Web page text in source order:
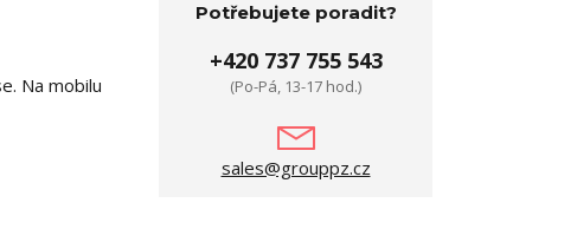
Na mobilu
Potřebujete poradit?
+420 737 755 543
(Po-Pá, 13-17 hod.)
sales@grouppz.cz